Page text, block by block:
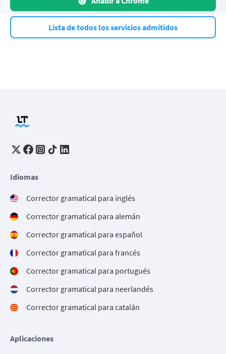
Lista de todos los servicios admitidos
Idiomas
Corrector gramatical para inglés
Corrector gramatical para alemán
Corrector gramatical para español
Corrector gramatical para francés
Corrector gramatical para portugués
Corrector gramatical para neerlandés
Corrector gramatical para catalán
Aplicaciones